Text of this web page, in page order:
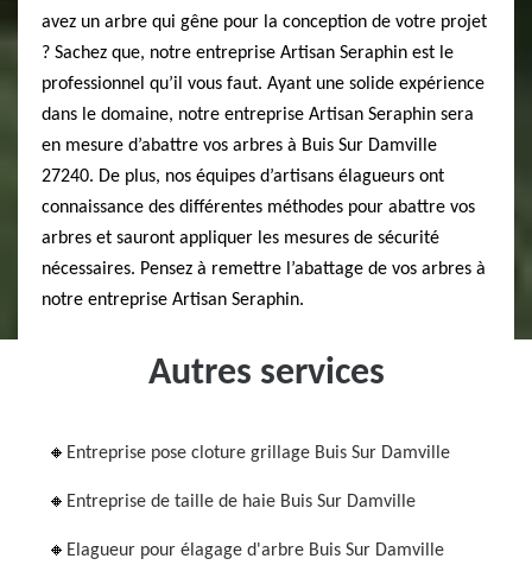
avez un arbre qui gêne pour la conception de votre projet
? Sachez que, notre entreprise Artisan Seraphin est le
professionnel qu’il vous faut. Ayant une solide expérience
dans le domaine, notre entreprise Artisan Seraphin sera
en mesure d’abattre vos arbres à Buis Sur Damville
27240. De plus, nos équipes d’artisans élagueurs ont
connaissance des différentes méthodes pour abattre vos
arbres et sauront appliquer les mesures de sécurité
nécessaires. Pensez à remettre l’abattage de vos arbres à
notre entreprise Artisan Seraphin.
Autres services
Entreprise pose cloture grillage Buis Sur Damville
Entreprise de taille de haie Buis Sur Damville
Elagueur pour élagage d'arbre Buis Sur Damville